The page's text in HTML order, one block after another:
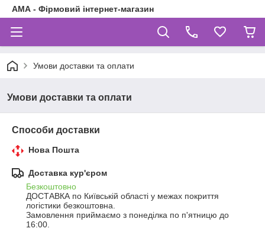
АМА - Фірмовий інтернет-магазин
Умови доставки та оплати
Умови доставки та оплати
Способи доставки
Нова Пошта
Доставка кур'єром
Безкоштовно
ДОСТАВКА по Київській області у межах покриття
логістики безкоштовна.
Замовлення приймаємо з понеділка по п'ятницю до
16:00.